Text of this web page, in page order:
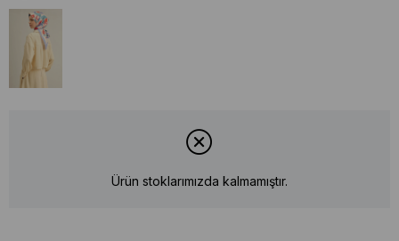
Ürün stoklarımızda kalmamıştır.